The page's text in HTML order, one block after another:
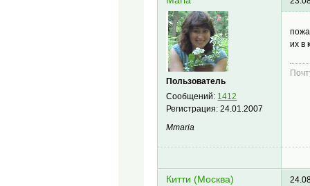
Пользователь
Сообщений: 1412
Регистрация:24.01.2007
Mmaria
их в
Китти (Москва)